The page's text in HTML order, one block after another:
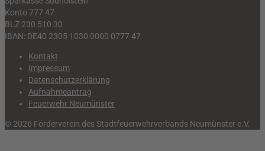
Konto 777 47
BLZ 230 510 30
IBAN: DE40 2305 1030 0000 0777 47
Kontakt
Impressum
Datenschutzerklärung
Aufnahmeantrag
Feuerwehr Neumünster
© 2026 Förderverein des Stadtfeuerwehrverbands Neumünster e.V.